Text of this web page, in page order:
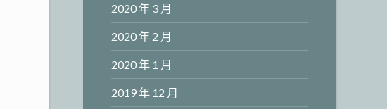
2020 年 3 月
2020 年 2 月
2020 年 1 月
2019 年 12 月